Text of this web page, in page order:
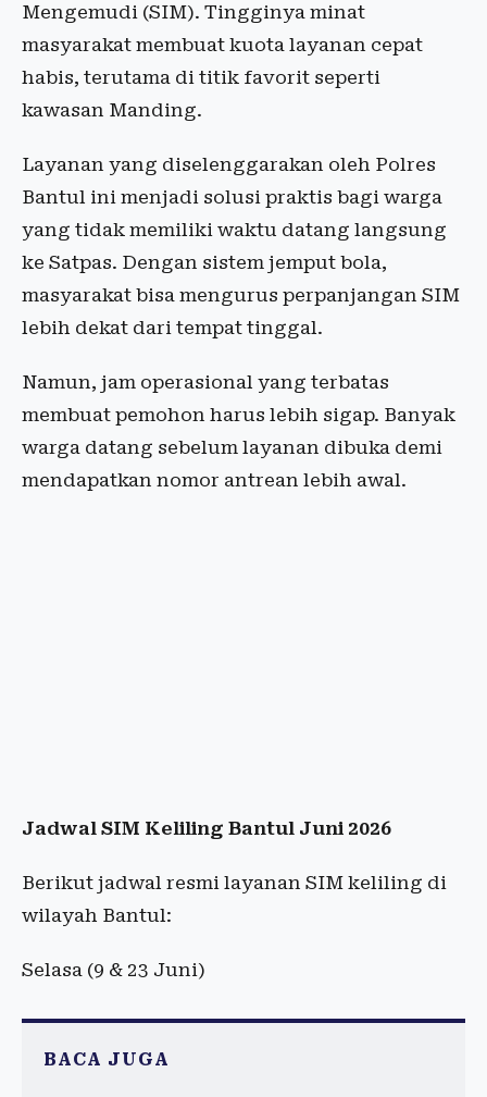
Mengemudi (SIM). Tingginya minat
masyarakat membuat kuota layanan cepat
habis, terutama di titik favorit seperti
kawasan Manding.
Layanan yang diselenggarakan oleh Polres
Bantul ini menjadi solusi praktis bagi warga
yang tidak memiliki waktu datang langsung
ke Satpas. Dengan sistem jemput bola,
masyarakat bisa mengurus perpanjangan SIM
lebih dekat dari tempat tinggal.
Namun, jam operasional yang terbatas
membuat pemohon harus lebih sigap. Banyak
warga datang sebelum layanan dibuka demi
mendapatkan nomor antrean lebih awal.
Jadwal SIM Keliling Bantul Juni 2026
Berikut jadwal resmi layanan SIM keliling di
wilayah Bantul:
Selasa (9 & 23 Juni)
BACA JUGA